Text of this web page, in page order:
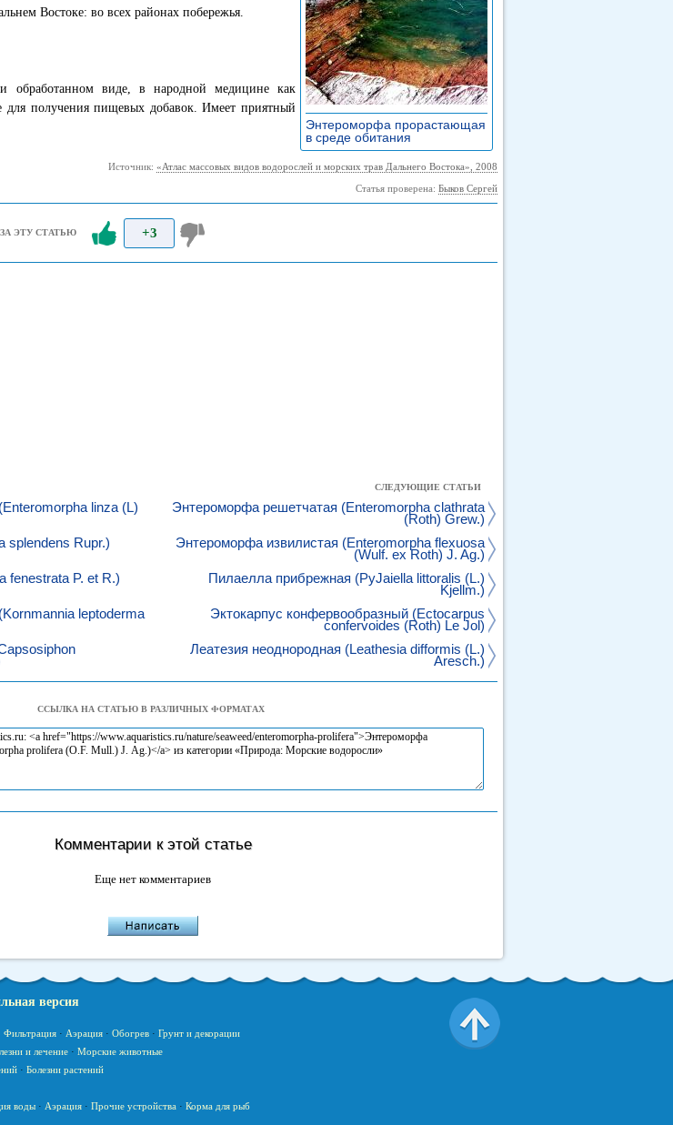
Энтероморфа прорастающая
в среде обитания
Востоке: во всех районах побережья.
виде, в народной медицине как
для получения пищевых добавок. Имеет приятный
Источник: «Атлас массовых видов водорослей и морских трав Дальнего Востока», 2008
Статья проверена: Быков Сергей
ЭТУ СТАТЬЮ +3
linza (L)
splendens Rupr.)
fenestrata P. et R.)
leptoderma
СЛЕДУЮЩИЕ СТАТЬИ
Энтероморфа решетчатая (Enteromorpha clathrata
(Roth) Grew.)
Энтероморфа извилистая (Enteromorpha flexuosa
(Wulf. ex Roth) J. Ag.)
Пилаелла прибрежная (PyJaiella littoralis (L.)
Kjellm.)
Эктокарпус конфервообразный (Ectocarpus
confervoides (Roth) Le Jol)
Леатезия неоднородная (Leathesia difformis (L.)
Aresch.)
ССЫЛКА НА СТАТЬЮ В РАЗЛИЧНЫХ ФОРМАТАХ
Комментарии к этой статье
Еще нет комментариев
версия
Фильтрация· Аэрация· Обогрев· Грунт и декорации
и лечение· Морские животные
· Болезни растений
воды· Аэрация· Прочие устройства· Корма для рыб